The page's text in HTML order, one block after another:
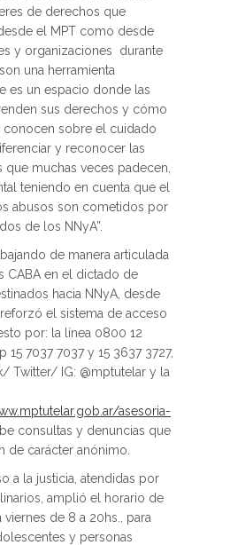
de derechos que
el MPT como desde
y organizaciones durante
una herramienta
es un espacio donde las
sus derechos y cómo
conocen sobre el cuidado
y reconocer las
que muchas veces padecen,
teniendo en cuenta que el
abusos son cometidos por
de los NNyA”.
de manera articulada
CABA en el dictado de
hacia NNyA, desde
el sistema de acceso
por: la línea 0800 12
15 7037 7037 y 15 3637 3727,
Twitter/ IG: @mptutelar y la
asesoria-
consultas y denuncias que
de carácter anónimo.
a la justicia, atendidas por
amplió el horario de
de 8 a 20hs., para
y personas